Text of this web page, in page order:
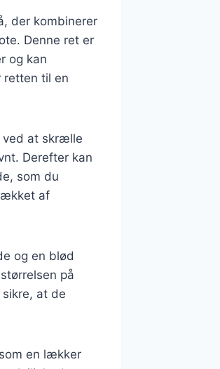
der kombinerer
Denne ret er
og kan
retten til en
ved at skrælle
Derefter kan
som du
af
og en blød
på
at de
en lækker